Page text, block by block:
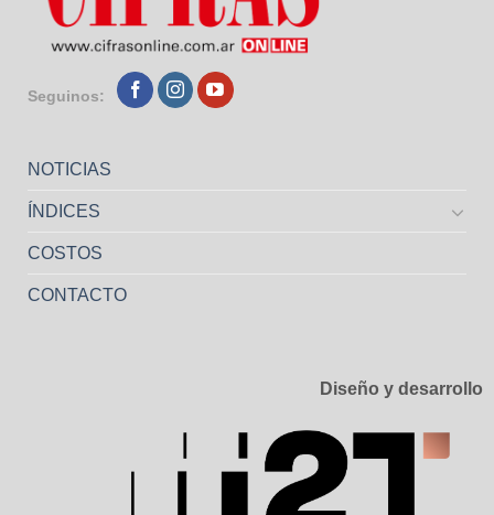
Seguinos:
NOTICIAS
ÍNDICES
COSTOS
CONTACTO
Diseño y desarrollo